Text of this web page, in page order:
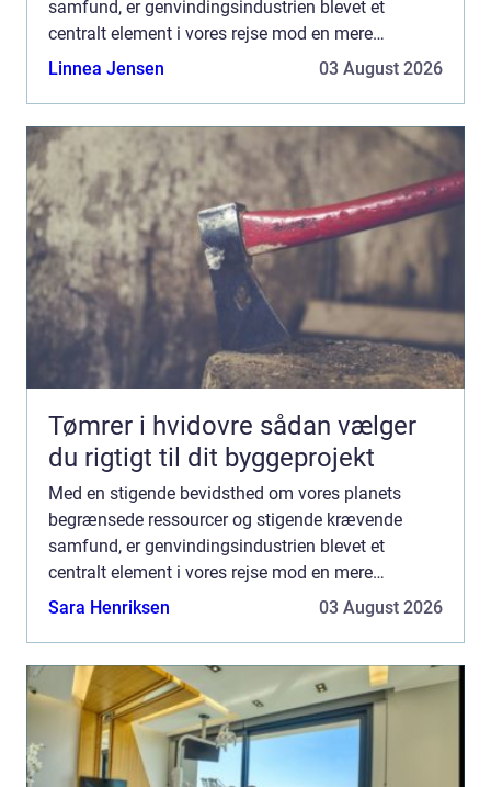
samfund, er genvindingsindustrien blevet et
centralt element i vores rejse mod en mere
bæredygtig fremtid. Udfordringen med at genbruge
Linnea Jensen 03 August 2026
Tømrer i hvidovre sådan vælger
du rigtigt til dit byggeprojekt
Med en stigende bevidsthed om vores planets
begrænsede ressourcer og stigende krævende
samfund, er genvindingsindustrien blevet et
centralt element i vores rejse mod en mere
bæredygtig fremtid. Udfordringen med at genbruge
Sara Henriksen 03 August 2026